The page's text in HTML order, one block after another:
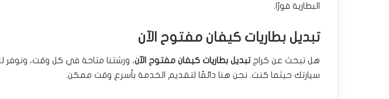
البطارية فورًا.
تبديل بطاريات كيفان مفتوح الآن
هل تبحث عن كراجتبديل بطاريات كيفان مفتوح الآن، ورشتنا متاحة في كل وقت، ونوفر
سيارتك حيثما كنت. نحن هنا دائمًا لتقديم الخدمة بأسرع وقت ممكن.